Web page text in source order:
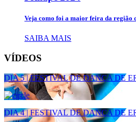
Veja como foi a maior feira da região
SAIBA MAIS
VÍDEOS
DIA 5 | FESTIVAL DE DANÇA DE
DIA 4 | FESTIVAL DE DANÇA DE